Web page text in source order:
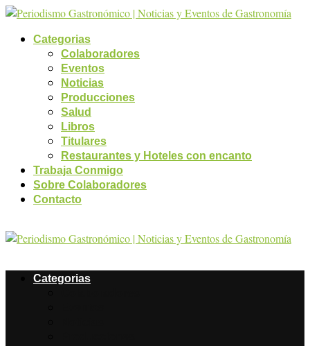
Categorias
Colaboradores
Eventos
Noticias
Producciones
Salud
Libros
Titulares
Restaurantes y Hoteles con encanto
Trabaja Conmigo
Sobre Colaboradores
Contacto
Categorias